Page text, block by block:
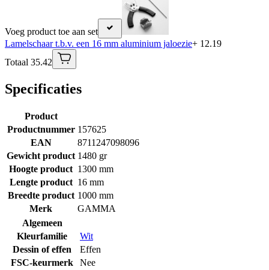
Voeg product toe aan set
Lamelschaar t.b.v. een 16 mm aluminium jaloezie+ 12.19
Totaal 35.42
Specificaties
Product
Productnummer 157625
EAN
8711247098096
Gewicht product 1480 gr
Hoogte product 1300 mm
Lengte product 16 mm
Breedte product 1000 mm
Merk
GAMMA
Algemeen
Kleurfamilie
Wit
Dessin of effen
Effen
FSC-keurmerk
Nee